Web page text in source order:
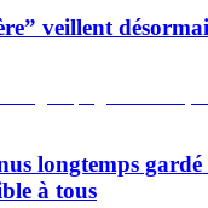
veillent
longtemps gardé
à tous